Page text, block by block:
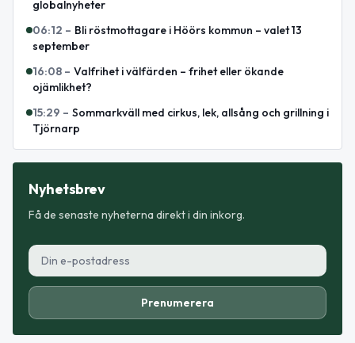
globalnyheter
06:12 – Bli röstmottagare i Höörs kommun – valet 13
september
16:08 – Valfrihet i välfärden – frihet eller ökande
ojämlikhet?
15:29 – Sommarkväll med cirkus, lek, allsång och grillning i
Tjörnarp
Nyhetsbrev
Få de senaste nyheterna direkt i din inkorg.
Prenumerera